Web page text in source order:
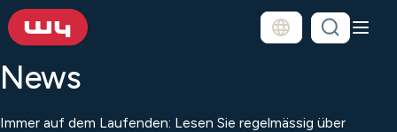
News
Immer auf dem Laufenden: Lesen Sie regelmässig über